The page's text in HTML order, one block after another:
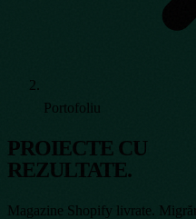
Portofoliu
PROIECTE CU
REZULTATE.
Magazine Shopify livrate.